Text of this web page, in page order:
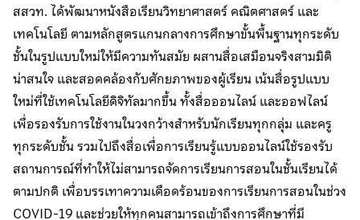
สสวท. ได้พัฒนาหนังสือเรียนวิทยาศาสตร์ คณิตศาสตร์ และ
เทคโนโลยี ตามหลักสูตรแกนกลางการศึกษาขั้นพื้นฐานทุกระดับ
ชั้นในรูปแบบใหม่ให้มีความทันสมัย ผสานสื่อเสมือนจริงสามมิติ
น่าสนใจ และสอดคล้องกับศักยภาพของผู้เรียน เน้นสื่อรูปแบบ
ใหม่ที่ใช้เทคโนโลยีดิจิทัลมากขึ้น ทั้งสื่อออนไลน์ และออฟไลน์
เพื่อรองรับการใช้งานในวงกว้างสำหรับนักเรียนทุกกลุ่ม และครู
ทุกระดับชั้น รวมไปถึงสื่อเพื่อการเรียนรู้แบบออนไลน์ใช้รองรับ
สถานการณ์ที่ทำให้ไม่สามารถจัดการเรียนการสอนในชั้นเรียนได้
ตามปกติ เพื่อบรรเทาความเดือดร้อนของการเรียนการสอนในช่วง
COVID-19 และช่วยให้ทุกคนสามารถเข้าถึงการศึกษาที่มี